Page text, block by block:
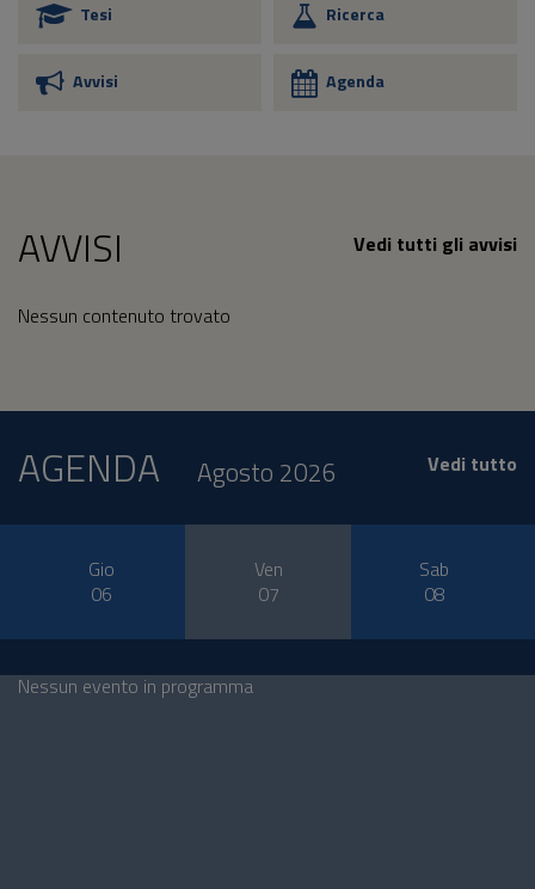
Tesi Ricerca
Avvisi Agenda
AVVISI Vedi tutti gli avvisi
Nessun contenuto trovato
AGENDA Agosto 2026 Vedi tutto
Gio
06
Ven
07
Sab
08
Nessun evento in programma